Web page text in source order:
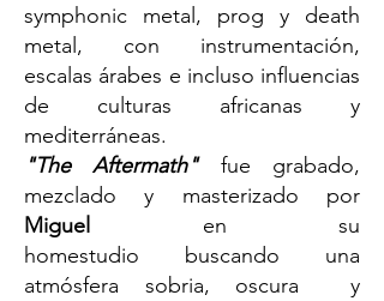
symphonic metal, prog y death
metal, con instrumentación,
escalas árabes e incluso influencias
de culturas africanas y
mediterráneas.
"The Aftermath"fue grabado,
mezclado y masterizado por
Miguel
en su
homestudio buscando una
atmósfera sobria, oscura y